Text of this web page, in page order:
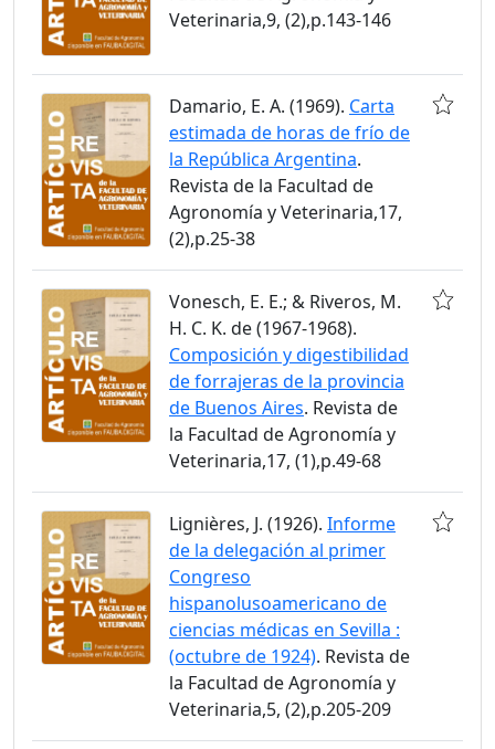
Veterinaria,9, (2),p.143-146
Damario, E. A. (1969). Carta
estimada de horas de frío de
la República Argentina.
Revista de la Facultad de
Agronomía y Veterinaria,17,
(2),p.25-38
Vonesch, E. E.; & Riveros, M.
H. C. K. de (1967-1968).
Composición y digestibilidad
de forrajeras de la provincia
de Buenos Aires. Revista de
la Facultad de Agronomía y
Veterinaria,17, (1),p.49-68
Lignières, J. (1926). Informe
de la delegación al primer
Congreso
hispanolusoamericano de
ciencias médicas en Sevilla :
(octubre de 1924). Revista de
la Facultad de Agronomía y
Veterinaria,5, (2),p.205-209